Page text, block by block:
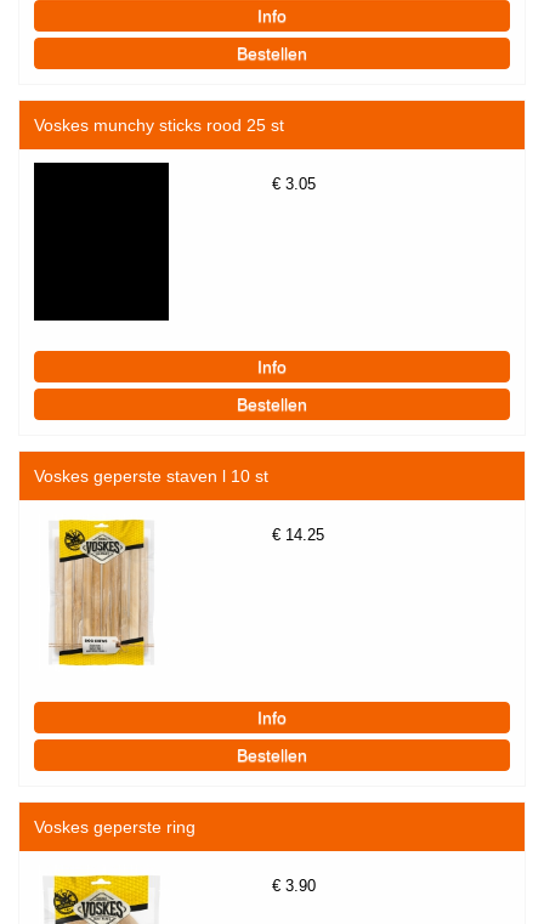
Voskes munchy sticks rood 25 st
€ 3.05
Voskes geperste staven l 10 st
€ 14.25
Voskes geperste ring
€ 3.90